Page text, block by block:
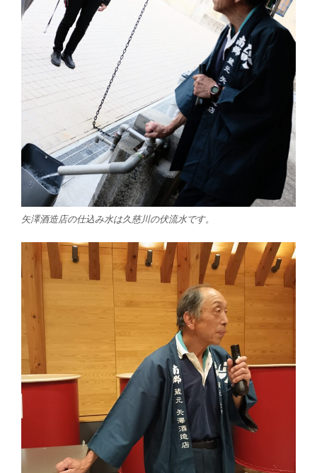
矢澤酒造店の仕込み水は久慈川の伏流水です。